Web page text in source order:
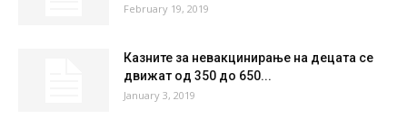
February 19, 2019
Казните за невакцинирање на децата се
движат од 350 до 650...
January 3, 2019